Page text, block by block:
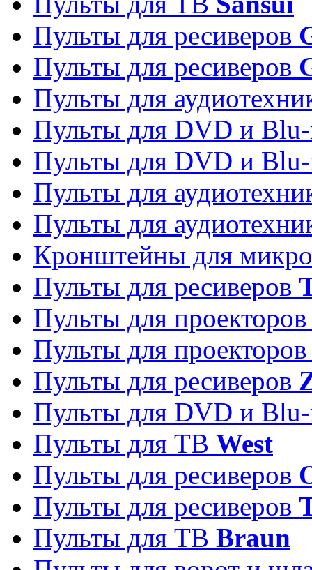
Пульты для ресиверов
Пульты для ресиверов
Пульты для
Пульты для DVD и
Пульты для DVD и
Пульты для
Пульты для
Кронштейны для
Пульты для ресиверов
Пульты для
Пульты для
Пульты для ресиверов
Пульты для DVD и
Пульты для ТВ West
Пульты для ресиверов
Пульты для ресиверов
Пульты для ТВ Braun